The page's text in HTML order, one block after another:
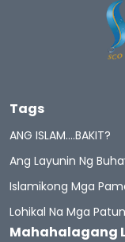
Tags
ANG ISLAM….BAKIT?
Ang Layunin Ng
Islamikong Mga
Lohikal Na Mga
Mahahalagang